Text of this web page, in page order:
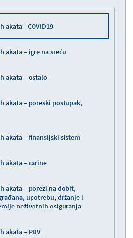
akata - COVID19
akata – igre na sreću
akata – ostalo
akata – poreski postupak,
akata – finansijski sistem
akata – carine
akata – porezi na dobit,
upotrebu, držanje i
neživotnih osiguranja
akata – PDV